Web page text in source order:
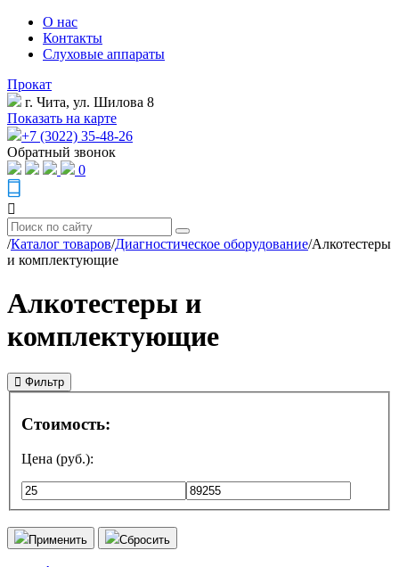
О нас
Контакты
Слуховые аппараты
Прокат
г. Чита, ул. Шилова 8
Показать на карте
+7 (3022) 35-48-26
Обратный звонок
0
/Каталог товаров/Диагностическое оборудование/Алкотестеры
и комплектующие
Алкотестеры и
комплектующие
Фильтр
Стоимость:
Цена (руб.):
Применить Сбросить